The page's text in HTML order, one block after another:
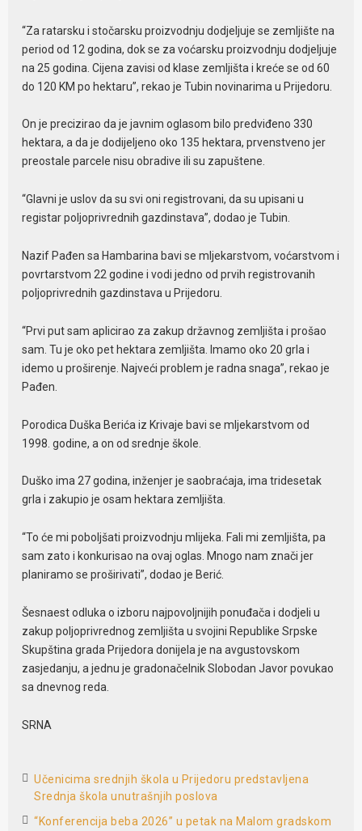
“Za ratarsku i stočarsku proizvodnju dodjeljuje se zemljište na
period od 12 godina, dok se za voćarsku proizvodnju dodjeljuje
na 25 godina. Cijena zavisi od klase zemljišta i kreće se od 60
do 120 KM po hektaru”, rekao je Tubin novinarima u Prijedoru.
On je precizirao da je javnim oglasom bilo predviđeno 330
hektara, a da je dodijeljeno oko 135 hektara, prvenstveno jer
preostale parcele nisu obradive ili su zapuštene.
“Glavni je uslov da su svi oni registrovani, da su upisani u
registar poljoprivrednih gazdinstava”, dodao je Tubin.
Nazif Pađen sa Hambarina bavi se mljekarstvom, voćarstvom i
povrtarstvom 22 godine i vodi jedno od prvih registrovanih
poljoprivrednih gazdinstava u Prijedoru.
“Prvi put sam aplicirao za zakup državnog zemljišta i prošao
sam. Tu je oko pet hektara zemljišta. Imamo oko 20 grla i
idemo u proširenje. Najveći problem je radna snaga”, rekao je
Pađen.
Porodica Duška Berića iz Krivaje bavi se mljekarstvom od
1998. godine, a on od srednje škole.
Duško ima 27 godina, inženjer je saobraćaja, ima tridesetak
grla i zakupio je osam hektara zemljišta.
“To će mi poboljšati proizvodnju mlijeka. Fali mi zemljišta, pa
sam zato i konkurisao na ovaj oglas. Mnogo nam znači jer
planiramo se proširivati”, dodao je Berić.
Šesnaest odluka o izboru najpovoljnijih ponuđača i dodjeli u
zakup poljoprivrednog zemljišta u svojini Republike Srpske
Skupština grada Prijedora donijela je na avgustovskom
zasjedanju, a jednu je gradonačelnik Slobodan Javor povukao
sa dnevnog reda.
SRNA
Učenicima srednjih škola u Prijedoru predstavljena
Srednja škola unutrašnjih poslova
“Konferencija beba 2026” u petak na Malom gradskom